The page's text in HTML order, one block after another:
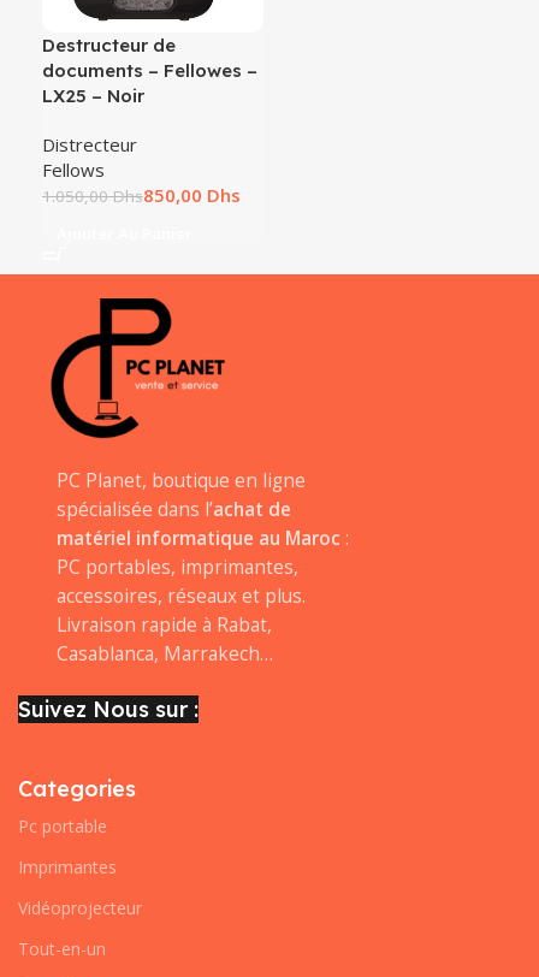
Destructeur de
documents – Fellowes –
LX25 – Noir
Distrecteur
Fellows
1.050,00Dhs850,00 Dhs
PC Planet, boutique en ligne
spécialisée dans l’achat de
matériel informatique au Maroc :
PC portables, imprimantes,
accessoires, réseaux et plus.
Livraison rapide à Rabat,
Casablanca, Marrakech…
Suivez Nous sur :
Categories
Pc portable
Imprimantes
Vidéoprojecteur
Tout-en-un